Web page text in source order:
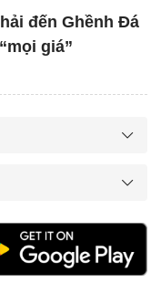
đến Ghềnh Đá
giá”